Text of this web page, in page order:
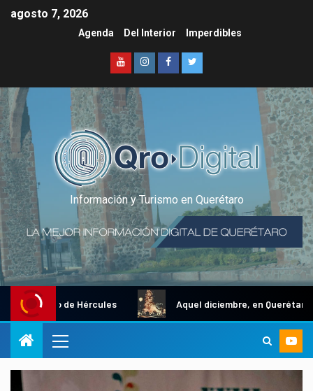
agosto 7, 2026
Agenda Del Interior Imperdibles
Información y Turismo en Querétaro
Gallo de Hércules Aquel diciembre, en Querétaro